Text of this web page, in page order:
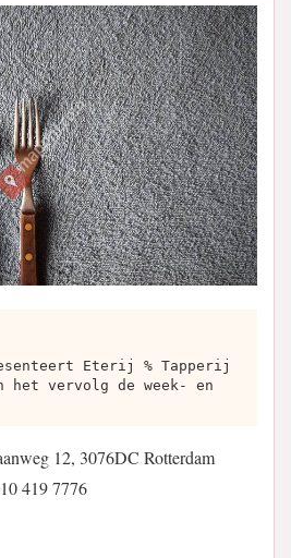
Eterij % Tapperij
vervolg de week- en
12, 3076DC Rotterdam
419 7776